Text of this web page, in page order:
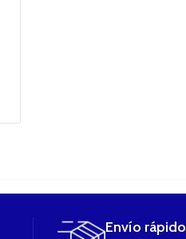
Envío rápido